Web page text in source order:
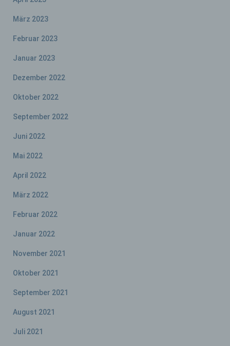
März 2023
Februar 2023
Januar 2023
Dezember 2022
Oktober 2022
September 2022
Juni 2022
Mai 2022
April 2022
März 2022
Februar 2022
Januar 2022
November 2021
Oktober 2021
September 2021
August 2021
Juli 2021
Bereitstellung, den Abgleich oder die
Verknüpfung, die Einschränkung, das
d) Einschränkung der Verarbeitung
Markierung gespeicherter
künftige Verarbeitung einzuschränken.
Profiling ist jede Art der automatisierten
darin besteht, dass diese
werden, um bestimmte persönliche Aspekte,
zu bewerten, insbesondere, um Aspekte
Lage, Gesundheit, persönlicher Vorlieben,
Aufenthaltsort oder Ortswechsel dieser
vorherzusagen.